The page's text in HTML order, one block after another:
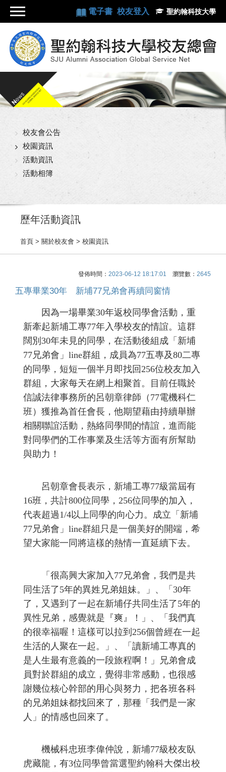
電子書 校友登入 聖約翰科技大學
校友會公告
校園資訊
活動資訊
活動相簿
歷年活動資訊
首頁 > 關於校友會 > 校園資訊
發佈時間： 2023-06-12 18:17:01 瀏覽數： 2645
五專畢業30年 新埔77兄弟會再續同窗情
因為一場畢業30年返校同學會活動，重
新牽起新埔工專77年入學校友的情誼。這群
闊別30年未見的同學，在活動後組成「新埔
77兄弟會」line群組，成員為77五專及80二專
的同學，短短一個半月即找回256位校友加入
群組，大家每天在網上相聚首。目前任職於
信誠法律事務所的呂朝章律師（77電機科仁
班）獲推為首任會長，他期望藉由持續舉辦
相關聯誼活動，熱絡同學間的情誼，進而能
對同學們的工作事業及生活等方面有所幫助
與助力！
呂朝章會長表示，新埔工專77級當屆有
16班，共計800位同學，256位同學的加入，
代表超過1/4以上同學的向心力。成立「新埔
77兄弟會」line群組只是一個美好的開端，希
望大家能一同將這樣的熱情一直延續下去。
「很高興大家加入77兄弟會，我們是共
同生活了5年的異姓兄弟姐妹。」、「30年
了，又遇到了一起在新埔仔共同生活了5年的
異性兄弟，感覺就是『爽』！」、「我們真
的很幸福喔！這樣可以拉到256個曾經在一起
生活的人聚在一起。」、「讀新埔工專真的
是人生最有意義的一段旅程啊！」兄弟會成
員對於群組的成立，覺得非常感動，也很感
謝幾位核心幹部的用心與努力，把各班各科
的兄弟姐妹都找回來了，那種「我們是一家
人」的情感也回來了。
機械科忠班李偉仲說，新埔77級校友臥
虎藏龍，有3位同學曾當選聖約翰科大傑出校